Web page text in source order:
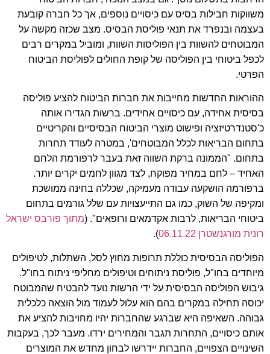
משווקות חבילות בסיס עם כיסויים נוספים, אך כל חברה קובעת
בעצמה ובנפרד את תנאי פוליסת הבסיס. מצב שכזה מקשה על
המבוטחים להשוות בין הפוליסות השוות, ומוביל במקרים רבים
לכפל ביטוחי בין הפוליסה של קופת החולים לפוליסת הביטוח
הפרטי.
ההוראות החדשות מחייבות את חברות הביטוח להציע פוליסה
בסיסית אחידה, עם כיסויים אחידים. ברשות הגדירו אותה
כ'סטנדרטיזציה ופישוט מוצרי הביטוח הבסיסיים והקריטיים
בתחום הבריאות לכלל המבוטחים', במטרה לעודד תחרות
בתחום. "הממונה ברקת השווה זאת בעבר לרפורמת הלחם
האחיד – לחם במחיר מפוקח, לצד מגוון לחמים יקרים יותר.
ברפורמה הושקעה עבודה מעמיקה, שכללה בחינה ממושכת
ומקיפה של השוק, כמו גם התייעצויות עם שלל גורמים בתחום
ביטוחי הבריאות, לרבות אקדמאים ורופאים". (מתוך פורבס ישראל
רונית מורגנשטרן ).
הפוליסה הבסיסית כוללת תרופות מחוץ לסל, השתלות, לטיפולים
מיוחדים בחו"ל, פוליסת ניתוחים וטיפולים מחליפי ניתוח בחו"ל.
גיבוש הפוליסה הבסיסית על ידי הרשות נועד להבטיח שהמבוטח
יכוסה תחילה במקרים בהם הוא עלול לעמוד מול הוצאה כלכלית
גבוהה. השאיפה היא שברגע שהחברות יהיו מחויבות להציע את
אותם כיסויים, התחרות תגבר והמחירים ירדו. מעבר לכך, בעקבות
השינויים הצפויים, החברות יידרשו לבחון מחדש את המוצרים